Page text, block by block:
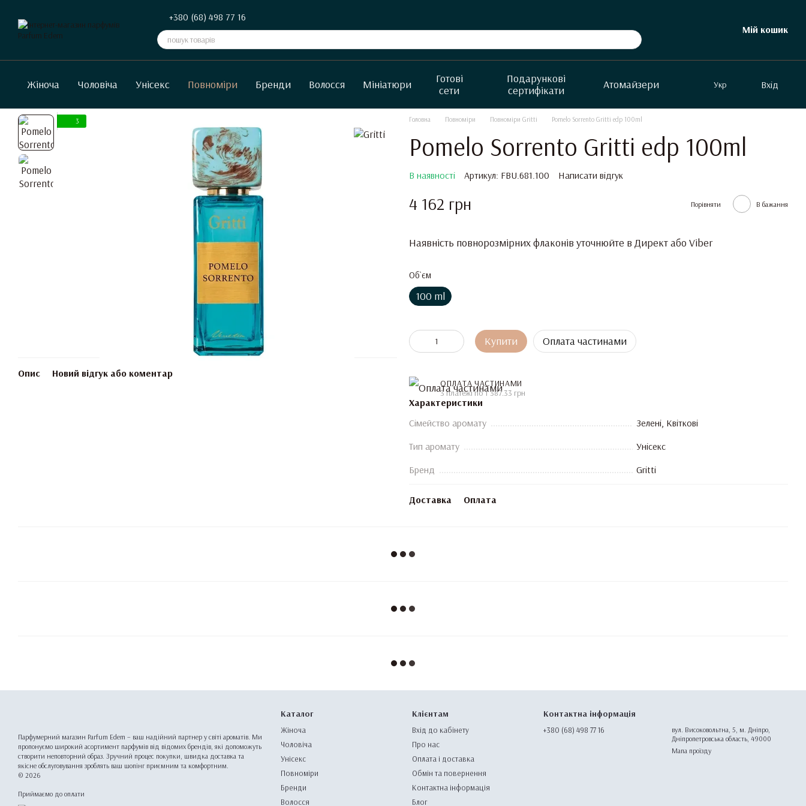
+380 (68) 498 77 16
Мій кошик
Жіноча Чоловіча Унісекс Повноміри Бренди Волосся Мініатюри
Готові
сети
Подарункові
сертифікати
Aтомайзери Укр Вхід
3
Опис Новий відгук або коментар
Головна Повноміри Повноміри Gritti Pomelo Sorrento Gritti edp 100ml
Pomelo Sorrento Gritti edp 100ml
В наявності Артикул: FBU.681.100 Написати відгук
4 162 грн Порівняти В бажання
Наявність повнорозмірних флаконів уточнюйте в Директ або Viber
Об`єм
100 ml
Купити Оплата частинами
ОПЛАТА ЧАСТИНАМИ
3 платежі по 1 387.33 грн
Характеристики
Сімейство аромату
Зелені, Квіткові
Тип аромату
Унісекс
Бренд
Gritti
Доставка Оплата
Парфумерний магазин Parfum Edem – ваш надійний партнер у світі ароматів. Ми
пропонуємо широкий асортимент парфумів від відомих брендів, які допоможуть
створити неповторний образ. Зручний процес покупки, швидка доставка та
якісне обслуговування зроблять ваш шопінг приємним та комфортним.
© 2026
Приймаємо до оплати
Каталог
Жіноча
Чоловіча
Унісекс
Повноміри
Бренди
Волосся
Клієнтам
Вхід до кабінету
Про нас
Оплата і доставка
Обмін та повернення
Контактна інформація
Блог
Контактна інформація
+380 (68) 498 77 16
вул. Високовольтна, 5, м. Дніпро,
Дніпропетровська область, 49000
Мапа проїзду